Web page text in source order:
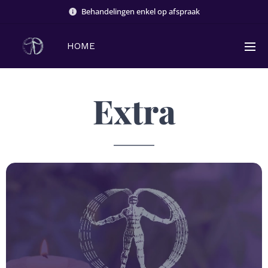
Behandelingen enkel op afspraak
HOME
Extra